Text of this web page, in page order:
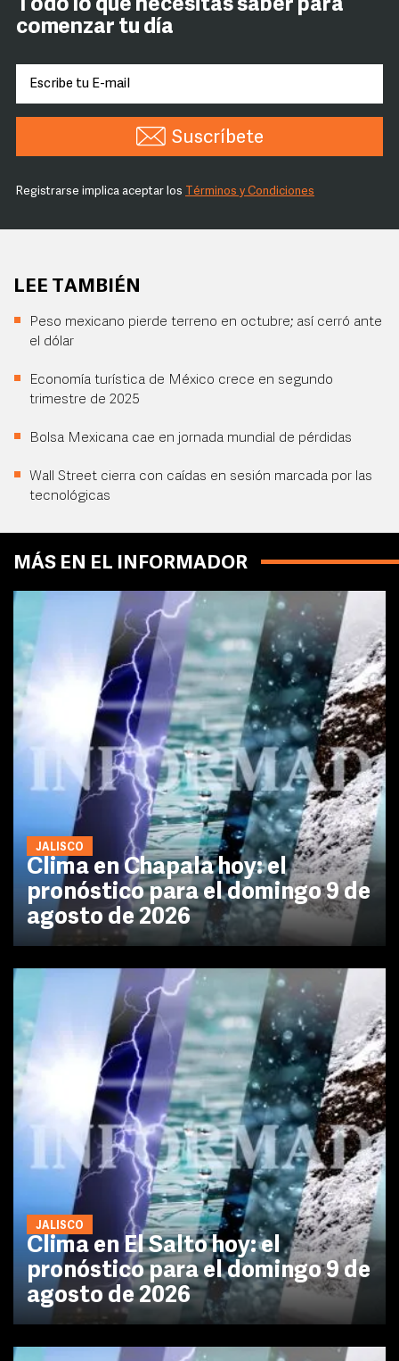
Todo lo que necesitas saber para
comenzar tu día
Suscríbete
Registrarse implica aceptar los Términos y Condiciones
LEE TAMBIÉN
Peso mexicano pierde terreno en octubre; así cerró ante
el dólar
Economía turística de México crece en segundo
trimestre de 2025
Bolsa Mexicana cae en jornada mundial de pérdidas
Wall Street cierra con caídas en sesión marcada por las
tecnológicas
MÁS EN EL INFORMADOR
JALISCO
Clima en Chapala hoy: el
pronóstico para el domingo 9 de
agosto de 2026
JALISCO
Clima en El Salto hoy: el
pronóstico para el domingo 9 de
agosto de 2026